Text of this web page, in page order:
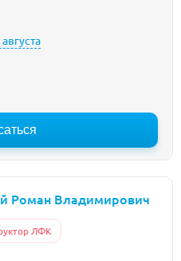
Роман Владимирович
ЛФК